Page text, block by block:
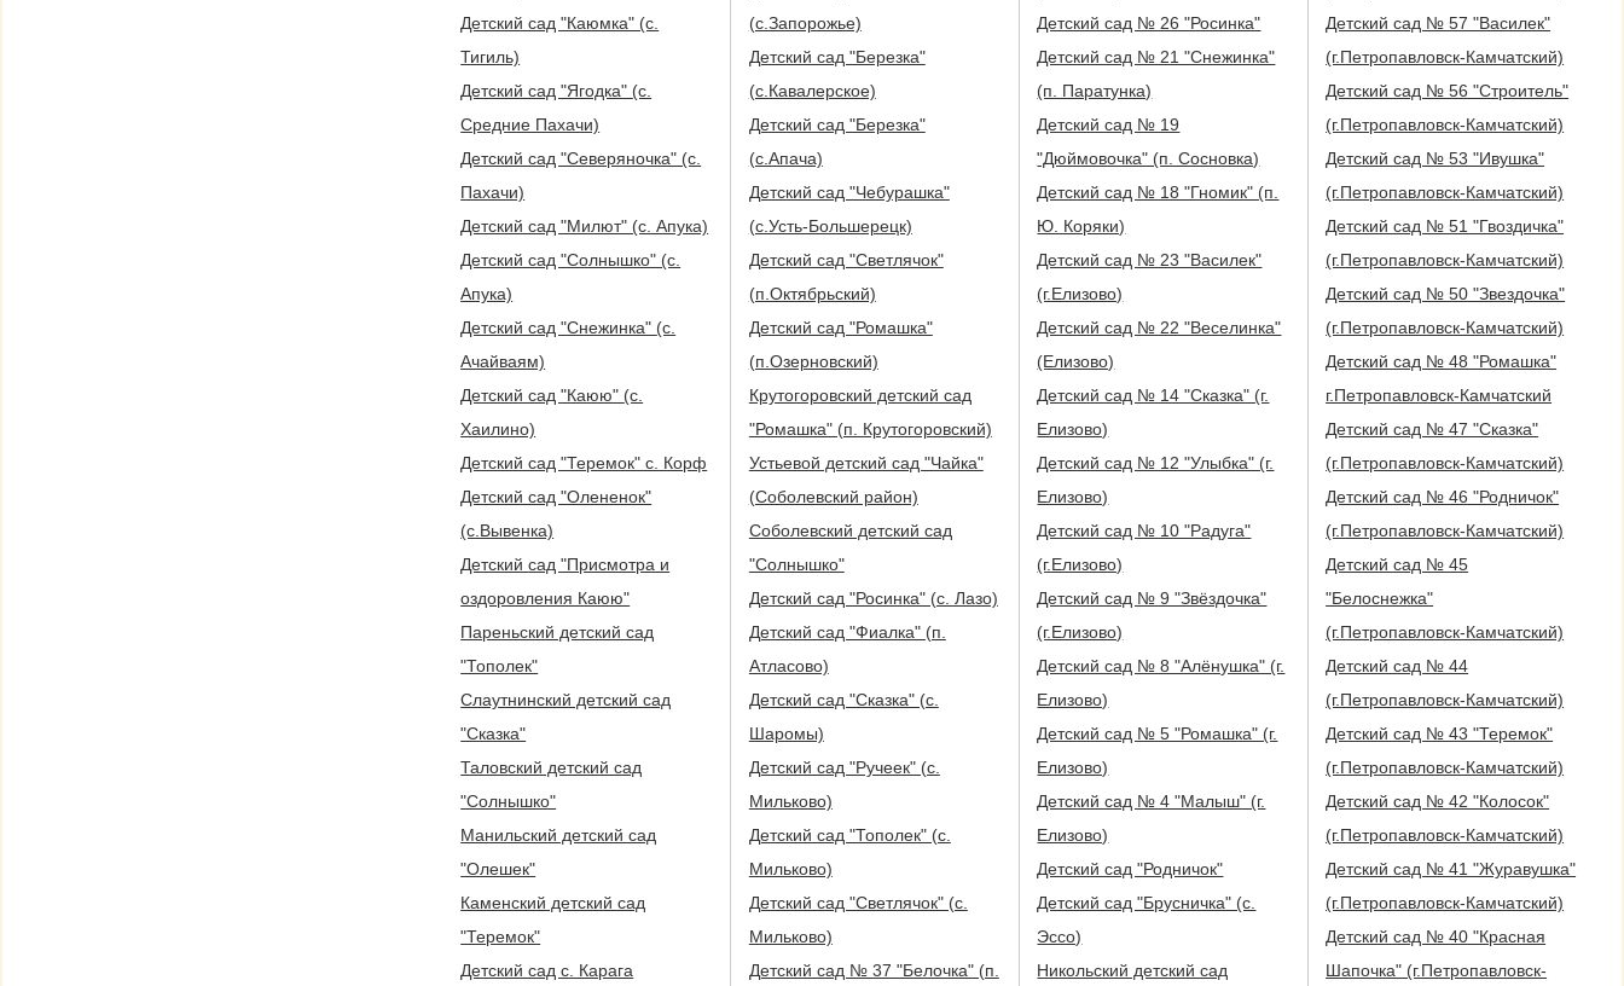
Детский сад "Каюмка" (с.
Тигиль)
Детский сад "Ягодка" (с.
Средние Пахачи)
Детский сад "Северяночка" (с.
Пахачи)
Детский сад "Милют" (с. Апука)
Детский сад "Солнышко" (с.
Апука)
Детский сад "Снежинка" (с.
Ачайваям)
Детский сад "Каюю" (с.
Хаилино)
Детский сад "Теремок" с. Корф
Детский сад "Олененок"
(с.Вывенка)
Детский сад "Присмотра и
оздоровления Каюю"
Пареньский детский сад
"Тополек"
Слаутнинский детский сад
"Сказка"
Таловский детский сад
"Солнышко"
Манильский детский сад
"Олешек"
Каменский детский сад
"Теремок"
Детский сад с. Карага
(с.Запорожье)
Детский сад "Березка"
(с.Кавалерское)
Детский сад "Березка"
(с.Апача)
Детский сад "Чебурашка"
(с.Усть-Большерецк)
Детский сад "Светлячок"
(п.Октябрьский)
Детский сад "Ромашка"
(п.Озерновский)
Крутогоровский детский сад
"Ромашка" (п. Крутогоровский)
Устьевой детский сад "Чайка"
(Соболевский район)
Соболевский детский сад
"Солнышко"
Детский сад "Росинка" (с. Лазо)
Детский сад "Фиалка" (п.
Атласово)
Детский сад "Сказка" (с.
Шаромы)
Детский сад "Ручеек" (с.
Мильково)
Детский сад "Тополек" (с.
Мильково)
Детский сад "Светлячок" (с.
Мильково)
Детский сад № 37 "Белочка" (п.
Детский сад № 26 "Росинка"
Детский сад № 21 "Снежинка"
(п. Паратунка)
Детский сад № 19
"Дюймовочка" (п. Сосновка)
Детский сад № 18 "Гномик" (п.
Ю. Коряки)
Детский сад № 23 "Василек"
(г.Елизово)
Детский сад № 22 "Веселинка"
(Елизово)
Детский сад № 14 "Сказка" (г.
Елизово)
Детский сад № 12 "Улыбка" (г.
Елизово)
Детский сад № 10 "Радуга"
(г.Елизово)
Детский сад № 9 "Звёздочка"
(г.Елизово)
Детский сад № 8 "Алёнушка" (г.
Елизово)
Детский сад № 5 "Ромашка" (г.
Елизово)
Детский сад № 4 "Малыш" (г.
Елизово)
Детский сад "Родничок"
Детский сад "Брусничка" (с.
Эссо)
Никольский детский сад
Детский сад № 57 "Василек"
(г.Петропавловск-Камчатский)
Детский сад № 56 "Строитель"
(г.Петропавловск-Камчатский)
Детский сад № 53 "Ивушка"
(г.Петропавловск-Камчатский)
Детский сад № 51 "Гвоздичка"
(г.Петропавловск-Камчатский)
Детский сад № 50 "Звездочка"
(г.Петропавловск-Камчатский)
Детский сад № 48 "Ромашка"
г.Петропавловск-Камчатский
Детский сад № 47 "Сказка"
(г.Петропавловск-Камчатский)
Детский сад № 46 "Родничок"
(г.Петропавловск-Камчатский)
Детский сад № 45
"Белоснежка"
(г.Петропавловск-Камчатский)
Детский сад № 44
(г.Петропавловск-Камчатский)
Детский сад № 43 "Теремок"
(г.Петропавловск-Камчатский)
Детский сад № 42 "Колосок"
(г.Петропавловск-Камчатский)
Детский сад № 41 "Журавушка"
(г.Петропавловск-Камчатский)
Детский сад № 40 "Красная
Шапочка" (г.Петропавловск-